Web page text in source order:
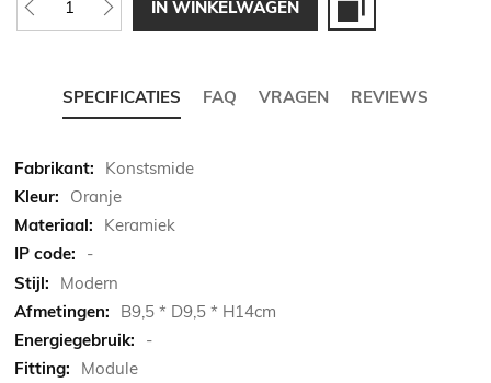
IN WINKELWAGEN
SPECIFICATIES FAQ VRAGEN REVIEWS
Meer
informatie
Konstsmide
Oranje
Keramiek
-
Modern
B9,5 * D9,5 * H14cm
-
Module